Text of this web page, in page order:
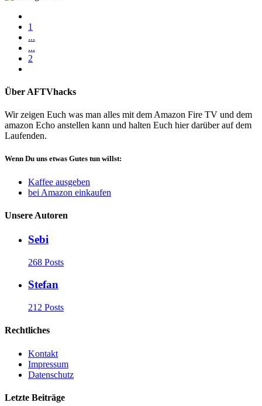
1
...
...
2
Über AFTVhacks
Wir zeigen Euch was man alles mit dem Amazon Fire TV und dem
amazon Echo anstellen kann und halten Euch hier darüber auf dem
Laufenden.
Wenn Du uns etwas Gutes tun willst:
Kaffee ausgeben
bei Amazon einkaufen
Unsere Autoren
Sebi
268 Posts
Stefan
212 Posts
Rechtliches
Kontakt
Impressum
Datenschutz
Letzte Beiträge